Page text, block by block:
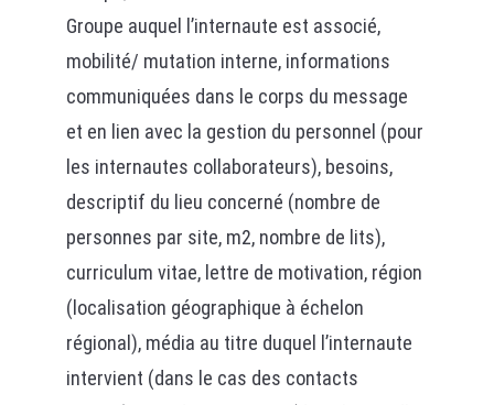
Groupe auquel l’internaute est associé,
mobilité/ mutation interne, informations
communiquées dans le corps du message
et en lien avec la gestion du personnel (pour
les internautes collaborateurs), besoins,
descriptif du lieu concerné (nombre de
personnes par site, m2, nombre de lits),
curriculum vitae, lettre de motivation, région
(localisation géographique à échelon
régional), média au titre duquel l’internaute
intervient (dans le cas des contacts